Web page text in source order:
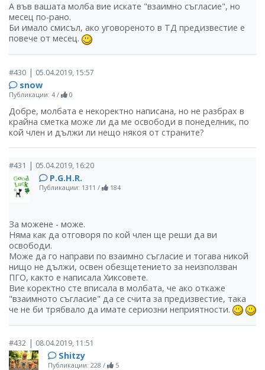
А във вашата молба вие искате "взаимно съгласие", но
месец по-рано.
Би имало смисъл, ако уговореното в ТД предизвестие е
повече от месец.
#430 | 05.04.2019, 15:57
snow
Публикации: 4 / 0
Добре, молбата е некоректно написана, но не разбрах в
крайна сметка може ли да ме освободи в понеделник, по
кой член и дължи ли нещо някоя от страните?
#431 | 05.04.2019, 16:20
P.G.H.R.
Публикации: 1311 / 184
За можене - може.
Няма как да отговоря по кой член ще реши да ви
освободи.
Може да го направи по взаимно съгласие и тогава никой
нищо не дължи, освен обезщетението за неизползван
ПГО, както е написала Хиксовете.
Вие коректно сте вписала в молбата, че ако откаже
"взаимното съгласие" да се счита за предизвестие, така
че не би трябвало да имате сериозни неприятности.
#432 | 08.04.2019, 11:51
Shitzy
Публикации: 228 / 5